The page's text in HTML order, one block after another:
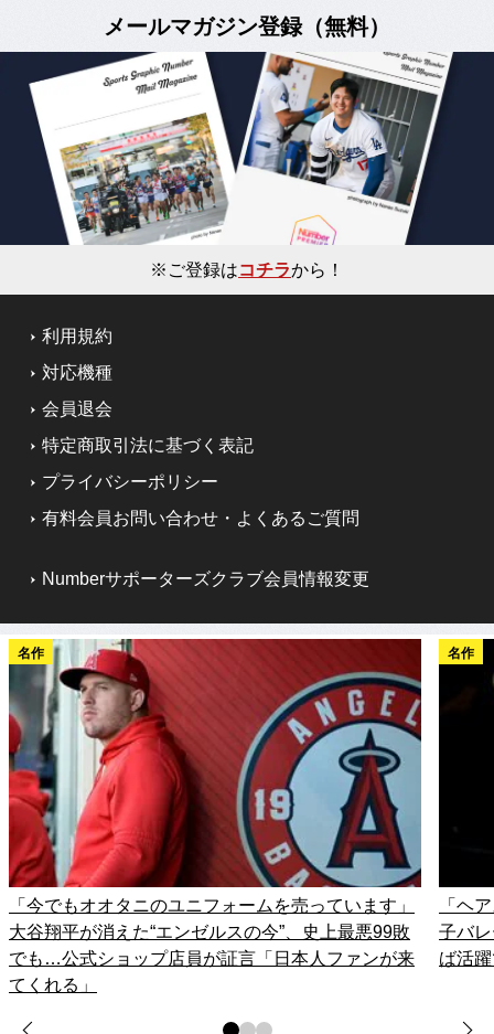
メールマガジン登録（無料）
※ご登録はコチラから！
利用規約
対応機種
会員退会
特定商取引法に基づく表記
プライバシーポリシー
有料会員お問い合わせ・よくあるご質問
Numberサポーターズクラブ会員情報変更
名作
「今でもオオタニのユニフォームを売っています」
大谷翔平が消えた“エンゼルスの今”、史上最悪99敗
でも…公式ショップ店員が証言「日本人ファンが来
てくれる」
名作
「ヘ
子バ
ば活